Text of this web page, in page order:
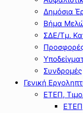
Δημόσια
Βήμα
ΣΔΕ/Τμ.
Συνδρομές
Γενική
ΕΤΕΠ,
ΕΤΕΠ